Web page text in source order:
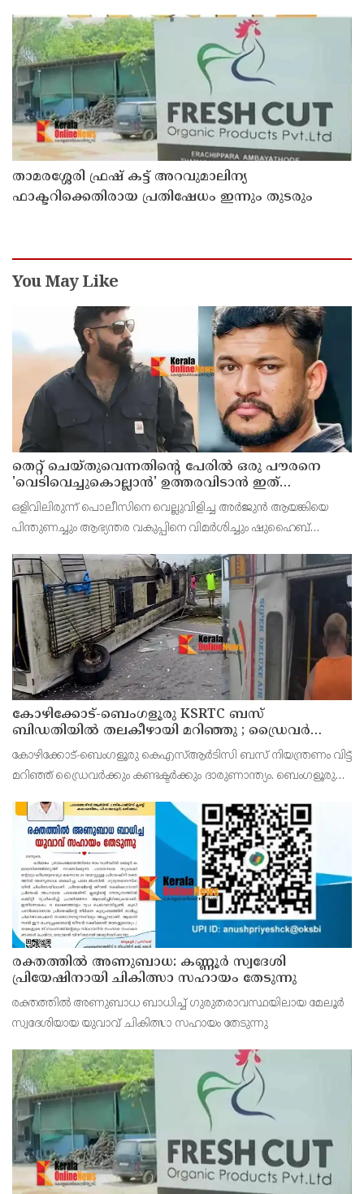
താമരശ്ശേരി ഫ്രഷ് കട്ട് അറവുമാലിന്യ
ഫാക്ടറിക്കെതിരായ പ്രതിഷേധം ഇന്നും തുടരും
You May Like
തെറ്റ് ചെയ്തുവെന്നതിന്റെ പേരില്‍ ഒരു പൗരനെ
'വെടിവെച്ചുകൊല്ലാന്‍' ഉത്തരവിടാന്‍ ഇത്
സംഘപരിവാറിൻ്റെ ബുള്‍ഡോസര്‍ ഭരണമുള്ള
യുപിയോ ബിഹാറോ അല്ല ; അര്‍ജുന്‍ ആയങ്കിയെ
പിന്തുണച്ച് ആകാശ് തില്ലങ്കേരി
ഒളിവിലിരുന്ന് പൊലീസിനെ വെല്ലുവിളിച്ച അര്‍ജുന്‍ ആയങ്കിയെ
പിന്തുണച്ചും ആഭ്യന്തര വകുപ്പിനെ വിമര്‍ശിച്ചും ഷുഹൈബ്
പൊലീസിനെ പരസ്യമായി അവഹേളിക്കുകയും വെല്ല
കോഴിക്കോട്-ബെംഗളൂരു KSRTC ബസ്
ബിഡതിയിൽ തലകീഴായി മറിഞ്ഞു ; ഡ്രെെവർക്കും
കണ്ടക്ടർക്കും ദാരുണാന്ത്യം, നിരവധി യാത്രക്കാർക്ക്
പരിക്ക്
കോഴിക്കോട്-ബെംഗളൂരു കെഎസ്ആര്‍ടിസി ബസ് നിയന്ത്രണം വിട്ട്
മറിഞ്ഞ് ഡ്രൈവര്‍ക്കും കണ്ടക്ടര്‍ക്കും ദാരുണാന്ത്യം. ബെംഗളൂരു
നിയന്ത്രണം വിട്ട ബസ് സൂചനാ ബോര്‍ഡില
രക്തത്തിൽ അണുബാധ: കണ്ണൂർ സ്വദേശി
പ്രിയേഷിനായി ചികിത്സാ സഹായം തേടുന്നു
രക്തത്തിൽ അണുബാധ ബാധിച്ച് ഗുരുതരാവസ്ഥയിലായ മേലൂർ
സ്വദേശിയായ യുവാവ് ചികിത്സാ സഹായം തേടുന്നു